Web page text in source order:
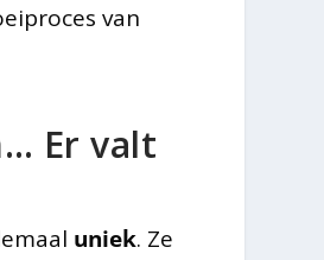
van
Er valt
uniek. Ze